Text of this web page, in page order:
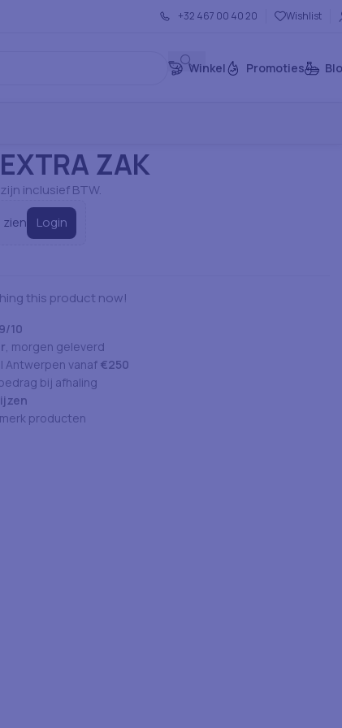
+32 467 00 40 20 Wishlist
Winkel Promoties
ZAK
inclusief BTW.
zien Login
this product now!
9/10
, morgen geleverd
Antwerpen vanaf €250
bij afhaling
producten